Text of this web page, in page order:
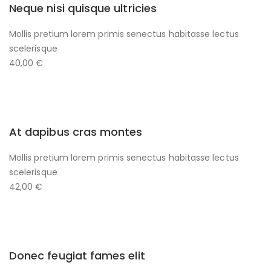
Neque nisi quisque ultricies
Mollis pretium lorem primis senectus habitasse lectus
scelerisque
40,00 €
At dapibus cras montes
Mollis pretium lorem primis senectus habitasse lectus
scelerisque
42,00 €
Donec feugiat fames elit